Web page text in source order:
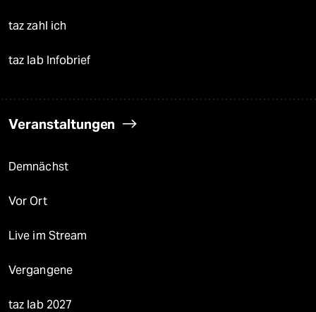
taz zahl ich
taz lab Infobrief
Veranstaltungen
Demnächst
Vor Ort
Live im Stream
Vergangene
taz lab 2027